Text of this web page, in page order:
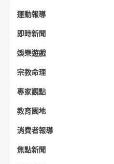
運動報導
即時新聞
娛樂遊戲
宗教命理
專家觀點
教育園地
消費者報導
焦點新聞